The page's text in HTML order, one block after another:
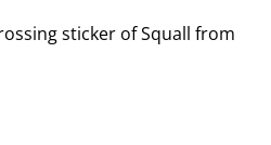
sticker of Squall from